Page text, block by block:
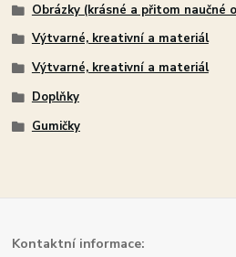
Obrázky (krásné a přitom naučné
Výtvarné, kreativní a materiál
Výtvarné, kreativní a materiál
Doplňky
Gumičky
Kontaktní informace: